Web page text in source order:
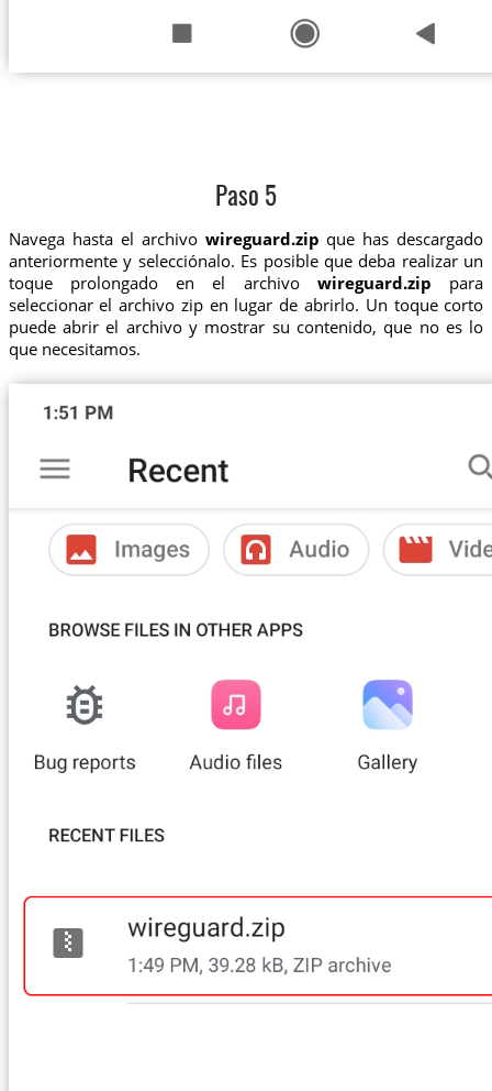
Paso 5
Navega hasta el archivo wireguard.zip que has descargado
anteriormente y selecciónalo. Es posible que deba realizar un
toque prolongado en el archivowireguard.zip para
seleccionar el archivo zip en lugar de abrirlo. Un toque corto
puede abrir el archivo y mostrar su contenido, que no es lo
que necesitamos.